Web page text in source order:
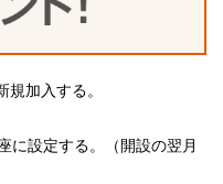
加入する。
に設定する。（開設の翌月